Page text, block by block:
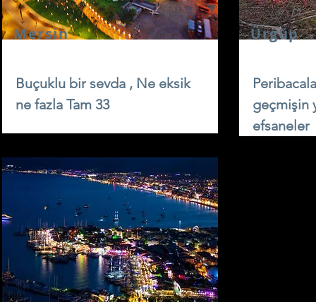
Mersin
Buçuklu bir sevda , Ne eksik
ne fazla Tam 33
Ürgüp
geçmişin
efsaneler